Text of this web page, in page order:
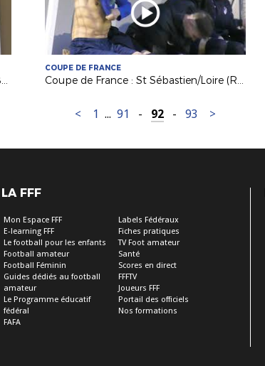
Coupe de France : Julien Louvet (Pat. Bonnétable) au défi de St Nazaire
COUPE DE FRANCE
Coupe de France : St Sébastien/Loire (R1 Intersport) attend Le Mans (Nat.)
< 1 ... 91 - 92 - 93 >
LA FFF
Mon Espace FFF
E-learning FFF
Le football pour les enfants
Football amateur
Football Féminin
Guides dédiés au football
amateur
Le Programme éducatif
fédéral
FAFA
Labels Fédéraux
Fiches pratiques
TV Foot amateur
Santé
Scores en direct
FFFTV
Joueurs FFF
Portail des officiels
Nos formations